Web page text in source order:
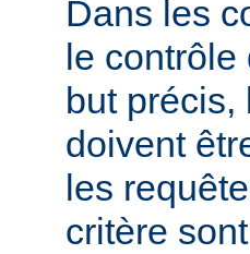
Dans les
le contrôle
but précis,
doivent
les
critère